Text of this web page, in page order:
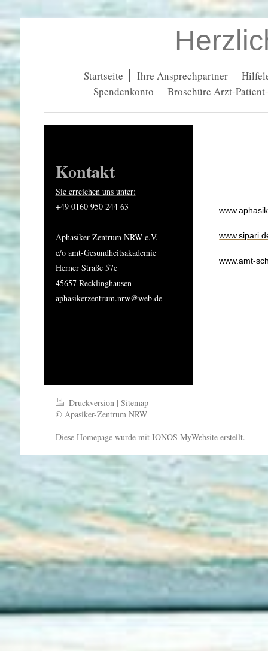
Startseite Ihre Ansprechpartner
Spendenkonto
Broschüre Arzt-
www.amt-
Kontakt
Sie erreichen uns unter:
+49 0160 950 244 63
Aphasiker-Zentrum NRW e.V.
c/o amt-Gesundheitsakademie
Herner Straße 57c
45657 Recklinghausen
aphasikerzentrum.nrw@web.de
Druckversion | Sitemap
© Apasiker-Zentrum NRW
Diese Homepage wurde mit IONOS MyWebsiteerstellt.